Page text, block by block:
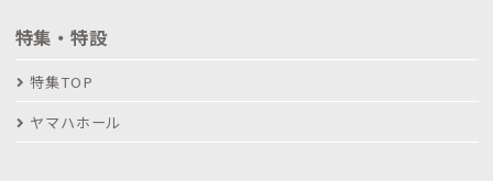
特集・特設
特集TOP
ヤマハホール